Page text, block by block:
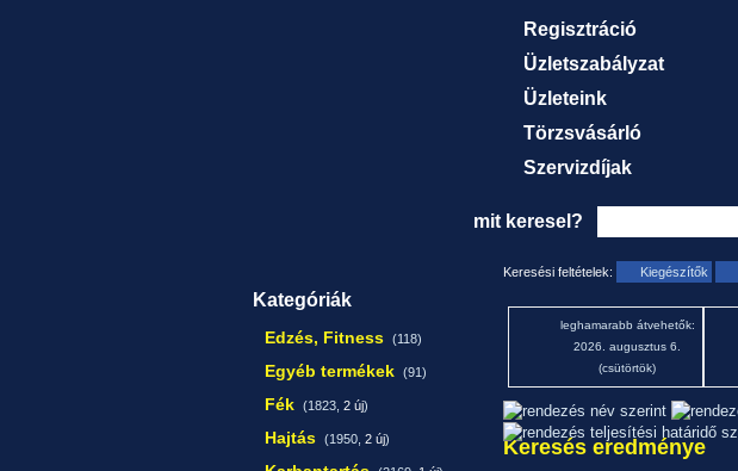
Regisztráció
Üzletszabályzat
Üzleteink
Törzsvásárló
Szervizdíjak
mit keresel?
Kategóriák
Edzés, Fitness (118)
Egyéb termékek (91)
Fék (1823, 2 új)
Hajtás (1950, 2 új)
Keresési feltételek: Kiegészítők
leghamarabb átvehetők:
2026. augusztus 6.
(csütörtök)
Keresés eredménye